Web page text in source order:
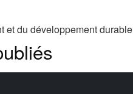
et du développement durable